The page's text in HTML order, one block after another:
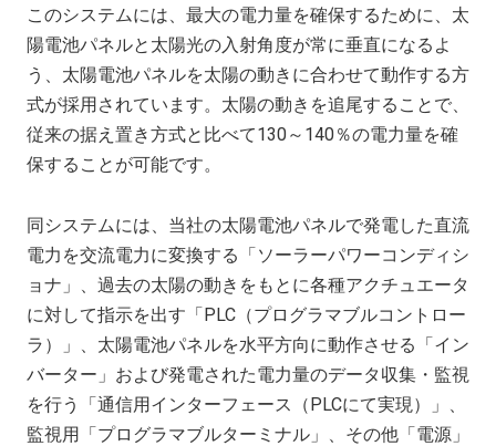
このシステムには、最大の電力量を確保するために、太
陽電池パネルと太陽光の入射角度が常に垂直になるよ
う、太陽電池パネルを太陽の動きに合わせて動作する方
式が採用されています。太陽の動きを追尾することで、
従来の据え置き方式と比べて130～140％の電力量を確
保することが可能です。
同システムには、当社の太陽電池パネルで発電した直流
電力を交流電力に変換する「ソーラーパワーコンディシ
ョナ」、過去の太陽の動きをもとに各種アクチュエータ
に対して指示を出す「PLC（プログラマブルコントロー
ラ）」、太陽電池パネルを水平方向に動作させる「イン
バーター」および発電された電力量のデータ収集・監視
を行う「通信用インターフェース（PLCにて実現）」、
監視用「プログラマブルターミナル」、その他「電源」